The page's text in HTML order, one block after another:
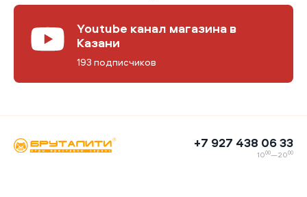
Youtube канал магазина в
Казани
193 подписчиков
+7 927 438 06 33
1000—2000